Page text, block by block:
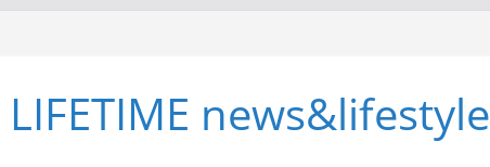
LIFETIME news&lifestyle